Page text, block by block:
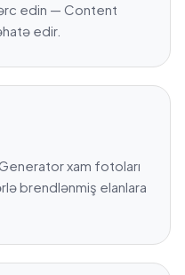
edin — Content
edir.
xam fotoları
brendlənmiş elanlara